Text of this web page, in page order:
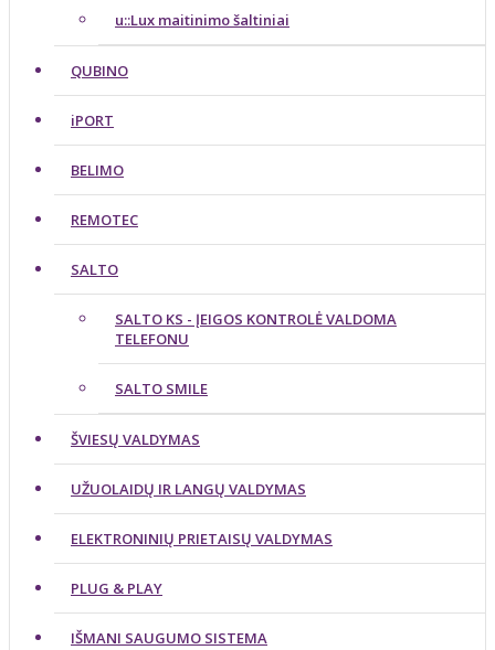
u::Lux maitinimo šaltiniai
QUBINO
iPORT
BELIMO
REMOTEC
SALTO
SALTO KS - ĮEIGOS KONTROLĖ VALDOMA
TELEFONU
SALTO SMILE
ŠVIESŲ VALDYMAS
UŽUOLAIDŲ IR LANGŲ VALDYMAS
ELEKTRONINIŲ PRIETAISŲ VALDYMAS
PLUG & PLAY
IŠMANI SAUGUMO SISTEMA